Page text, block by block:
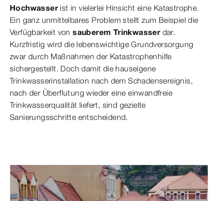
Hochwasser ist in vielerlei Hinsicht eine Katastrophe.
Ein ganz unmittelbares Problem stellt zum Beispiel die
Verfügbarkeit vonsauberem Trinkwasser dar.
Kurzfristig wird die lebenswichtige Grundversorgung
zwar durch Maßnahmen der Katastrophenhilfe
sichergestellt. Doch damit die hauseigene
Trinkwasserinstallation nach dem Schadensereignis,
nach der Überflutung wieder eine einwandfreie
Trinkwasserqualität liefert, sind gezielte
Sanierungsschritte entscheidend.